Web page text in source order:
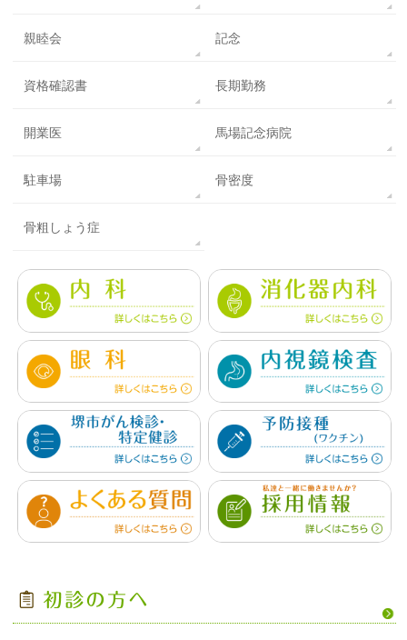
親睦会 記念
資格確認書 長期勤務
開業医 馬場記念病院
駐車場 骨密度
骨粗しょう症